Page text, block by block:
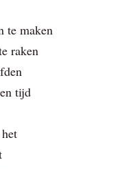
te maken
raken
tijd